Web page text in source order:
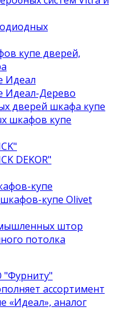
купе дверей,
Идеал
Идеал-Дерево
дверей шкафа купе
шкафов купе
DEKOR"
купе
купе Olivet
штор
потолка
ассортимент
«Идеал», аналог